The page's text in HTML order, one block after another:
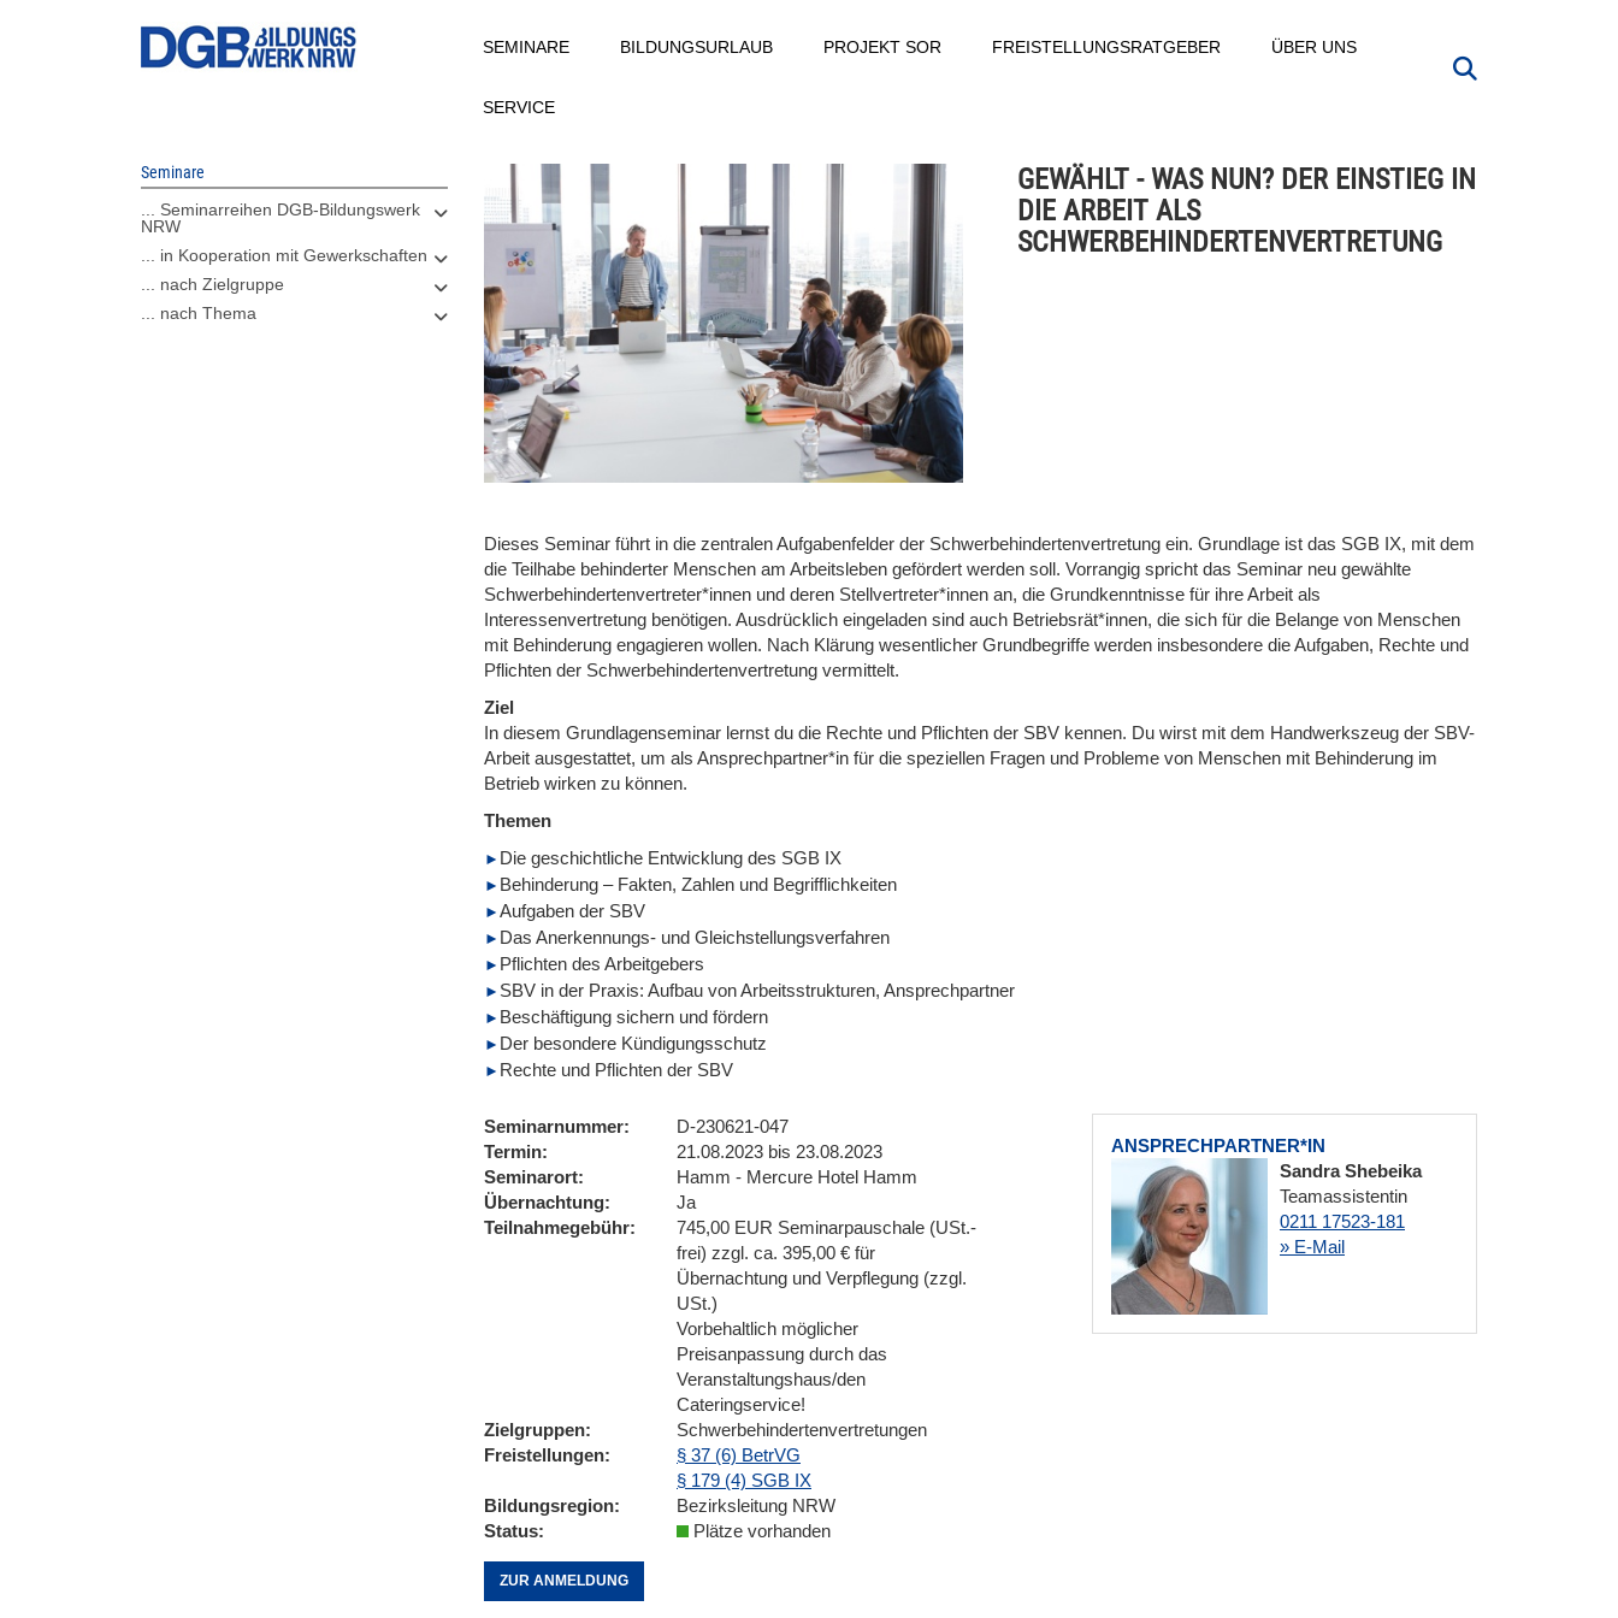
SEMINARE BILDUNGSURLAUB PROJEKT SOR FREISTELLUNGSRATGEBER ÜBER UNS
SERVICE
Seminare
... Seminarreihen DGB-Bildungswerk
NRW
... in Kooperation mit Gewerkschaften
... nach Zielgruppe
... nach Thema
GEWÄHLT - WAS NUN? DER EINSTIEG IN
DIE ARBEIT ALS
SCHWERBEHINDERTENVERTRETUNG
Dieses Seminar führt in die zentralen Aufgabenfelder der Schwerbehindertenvertretung ein. Grundlage ist das SGB IX, mit dem
die Teilhabe behinderter Menschen am Arbeitsleben gefördert werden soll. Vorrangig spricht das Seminar neu gewählte
Schwerbehindertenvertreter*innen und deren Stellvertreter*innen an, die Grundkenntnisse für ihre Arbeit als
Interessenvertretung benötigen. Ausdrücklich eingeladen sind auch Betriebsrät*innen, die sich für die Belange von Menschen
mit Behinderung engagieren wollen. Nach Klärung wesentlicher Grundbegriffe werden insbesondere die Aufgaben, Rechte und
Pflichten der Schwerbehindertenvertretung vermittelt.
Ziel
In diesem Grundlagenseminar lernst du die Rechte und Pflichten der SBV kennen. Du wirst mit dem Handwerkszeug der SBV-
Arbeit ausgestattet, um als Ansprechpartner*in für die speziellen Fragen und Probleme von Menschen mit Behinderung im
Betrieb wirken zu können.
Themen
Die geschichtliche Entwicklung des SGB IX
Behinderung – Fakten, Zahlen und Begrifflichkeiten
Aufgaben der SBV
Das Anerkennungs- und Gleichstellungsverfahren
Pflichten des Arbeitgebers
SBV in der Praxis: Aufbau von Arbeitsstrukturen, Ansprechpartner
Beschäftigung sichern und fördern
Der besondere Kündigungsschutz
Rechte und Pflichten der SBV
ANSPRECHPARTNER*IN
Sandra Shebeika
Teamassistentin
0211 17523-181
» E-Mail
Seminarnummer
D-230621-047
Termin
21.08.2023 bis 23.08.2023
Seminarort
Hamm - Mercure Hotel Hamm
Übernachtung
Ja
Teilnahmegebühr
745,00 EUR Seminarpauschale (USt.-
frei) zzgl. ca. 395,00 € für
Übernachtung und Verpflegung (zzgl.
USt.)
Vorbehaltlich möglicher
Preisanpassung durch das
Veranstaltungshaus/den
Cateringservice!
Zielgruppen
Schwerbehindertenvertretungen
Freistellungen
§ 37 (6) BetrVG
§ 179 (4) SGB IX
Bildungsregion
Bezirksleitung NRW
Status
Plätze vorhanden
ZUR ANMELDUNG